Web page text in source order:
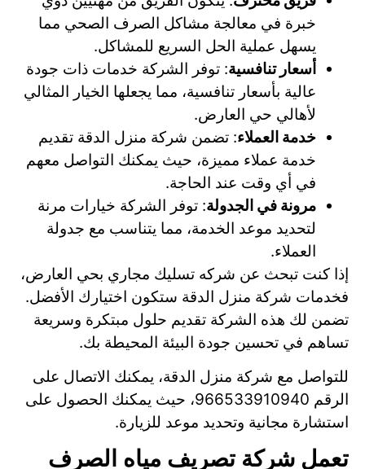
خبرة في معالجة مشاكل الصرف الصحي مما
يسهل عملية الحل السريع للمشاكل.
أسعار تنافسية: توفر الشركة خدمات ذات جودة
عالية بأسعار تنافسية، مما يجعلها الخيار المثالي
لأهالي حي العارض.
خدمة العملاء: تضمن شركة منزل الدقة تقديم
خدمة عملاء مميزة، حيث يمكنك التواصل معهم
في أي وقت عند الحاجة.
مرونة في الجدولة: توفر الشركة خيارات مرنة
لتحديد موعد الخدمة، مما يتناسب مع جدولة
العملاء.
إذا كنت تبحث عن شركه تسليك مجاري بحي العارض،
فخدمات شركة منزل الدقة ستكون اختيارك الأفضل.
تضمن لك هذه الشركة تقديم حلول مبتكرة وسريعة
تساهم في تحسين جودة البيئة المحيطة بك.
للتواصل مع شركة منزل الدقة، يمكنك الاتصال على
الرقم 966533910940، حيث يمكنك الحصول على
استشارة مجانية وتحديد موعد للزيارة.
تعمل شركة تصريف مياه الصرف